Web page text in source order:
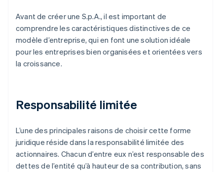
Avant de créer une S.p.A., il est important de
comprendre les caractéristiques distinctives de ce
modèle d’entreprise, qui en font une solution idéale
pour les entreprises bien organisées et orientées vers
la croissance.
Responsabilité limitée
L’une des principales raisons de choisir cette forme
juridique réside dans la responsabilité limitée des
actionnaires. Chacun d’entre eux n’est responsable des
dettes de l’entité qu’à hauteur de sa contribution, sans